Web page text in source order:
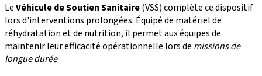
LeVéhicule de Soutien Sanitaire(VSS) complète ce dispositif
lors d'interventions prolongées. Équipé de matériel de
réhydratation et de nutrition, il permet aux équipes de
maintenir leur efficacité opérationnelle lors de missions de
longue durée.